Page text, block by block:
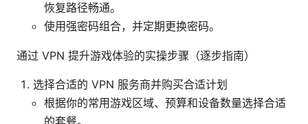
恢复路径畅通。
使用强密码组合，并定期更换密码。
通过 VPN 提升游戏体验的实操步骤（逐步指南）
选择合适的 VPN 服务商并购买合适计划
根据你的常用游戏区域、预算和设备数量选择合适